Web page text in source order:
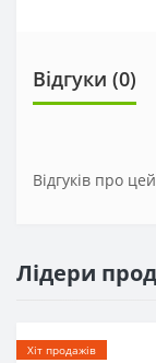
Відгуки (0)
Відгуків про
Лідери
Хіт продажів